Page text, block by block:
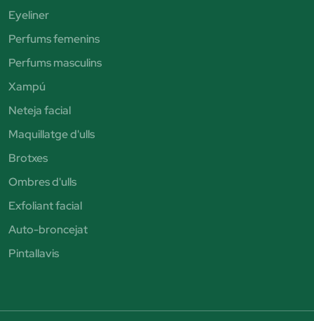
Eyeliner
Perfums femenins
Perfums masculins
Xampú
Neteja facial
Maquillatge d'ulls
Brotxes
Ombres d'ulls
Exfoliant facial
Auto-broncejat
Pintallavis